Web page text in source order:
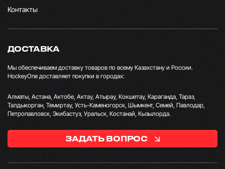
Контакты
ДОСТАВКА
Мы обеспечиваем доставку товаров по всему Казахстану и России.
HockeyOne доставляет покупки в городах:
Алматы, Астана, Актобе, Актау, Атырау, Кокшетау, Караганда, Тараз,
Талдыкорган, Темиртау, Усть-Каменогорск, Шымкент, Семей, Павлодар,
Петропавловск, Экибастуз, Уральск, Костанай, Кызылорда.
ЗАДАТЬ ВОПРОС